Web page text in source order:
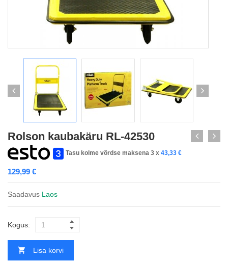
Rolson kaubakäru RL-42530
Tasu kolme võrdse maksena 3 x 43,33 €
129,99 €
Saadavus Laos
Kogus:
Lisa korvi